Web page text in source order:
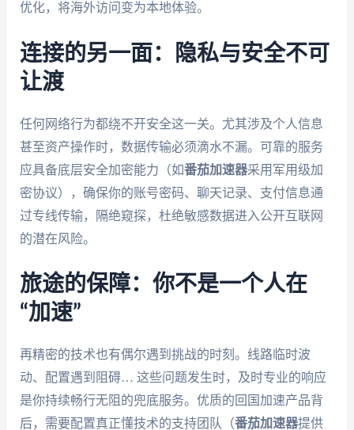
优化，将海外访问变为本地体验。
连接的另一面：隐私与安全不可
让渡
任何网络行为都绕不开安全这一关。尤其涉及个人信息
甚至资产操作时，数据传输必须滴水不漏。可靠的服务
应具备底层安全加密能力（如番茄加速器采用军用级加
密协议），确保你的账号密码、聊天记录、支付信息通
过专线传输，隔绝窥探，杜绝敏感数据进入公开互联网
的潜在风险。
旅途的保障：你不是一个人在
“加速”
再精密的技术也有偶尔遇到挑战的时刻。线路临时波
动、配置遇到阻碍… 这些问题发生时，及时专业的响应
是你持续畅行无阻的兜底服务。优质的回国加速产品背
后，需要配置真正懂技术的支持团队（番茄加速器提供